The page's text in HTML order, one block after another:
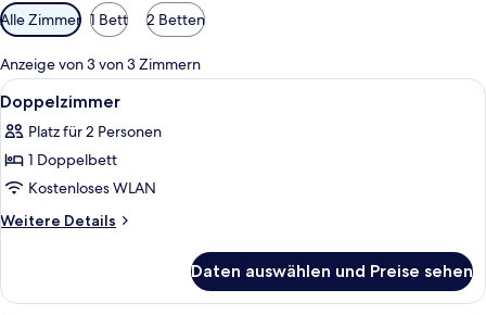
Verfügbare
Filter
für
Zimmer
Alle Zimmer 1 Bett 2 Betten
Anzeige von 3 von 3 Zimmern
Alle
Fotos
für
Doppelzimmer
anzeigen
Ein ordentlich bezogenes Bett mit
6
Doppelzimmer
Platz für 2 Personen
1 Doppelbett
Kostenloses WLAN
Weitere Details
Weitere
Daten auswählen und Preise sehen